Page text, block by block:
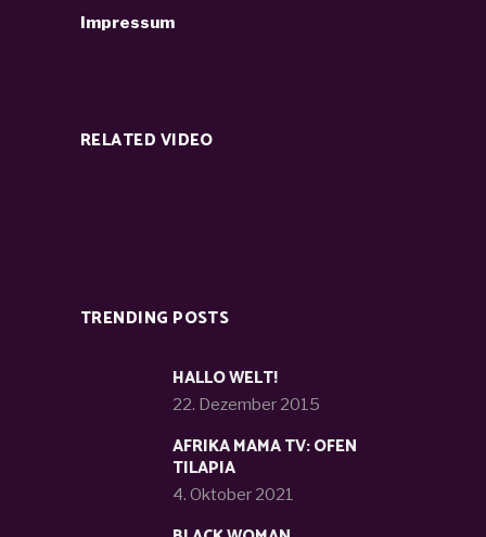
Impressum
RELATED VIDEO
TRENDING POSTS
HALLO WELT!
22. Dezember 2015
AFRIKA MAMA TV: OFEN
TILAPIA
4. Oktober 2021